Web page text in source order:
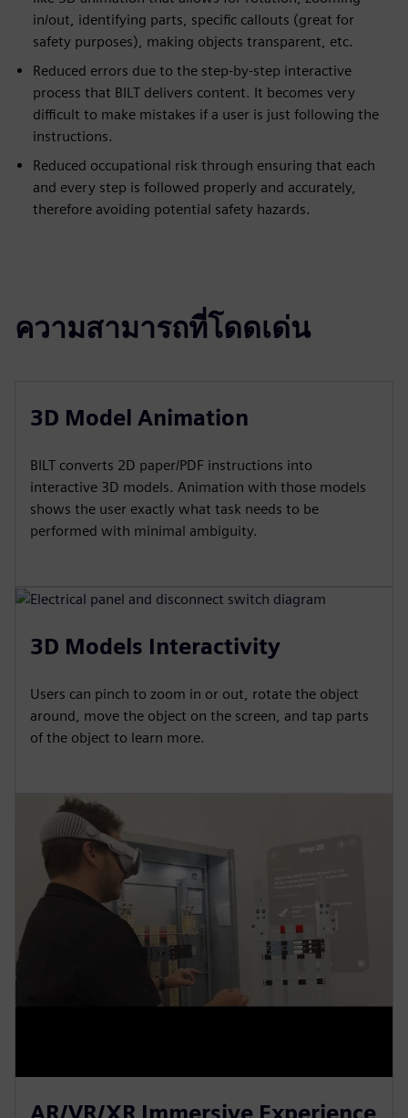
in/out, identifying parts, specific callouts (great for
safety purposes), making objects transparent, etc.
Reduced errors due to the step-by-step interactive
process that BILT delivers content. It becomes very
difficult to make mistakes if a user is just following the
instructions.
Reduced occupational risk through ensuring that each
and every step is followed properly and accurately,
therefore avoiding potential safety hazards.
ความสามารถที่โดดเด่น
3D Model Animation
BILT converts 2D paper/PDF instructions into
interactive 3D models. Animation with those models
shows the user exactly what task needs to be
performed with minimal ambiguity.
3D Models Interactivity
Users can pinch to zoom in or out, rotate the object
around, move the object on the screen, and tap parts
of the object to learn more.